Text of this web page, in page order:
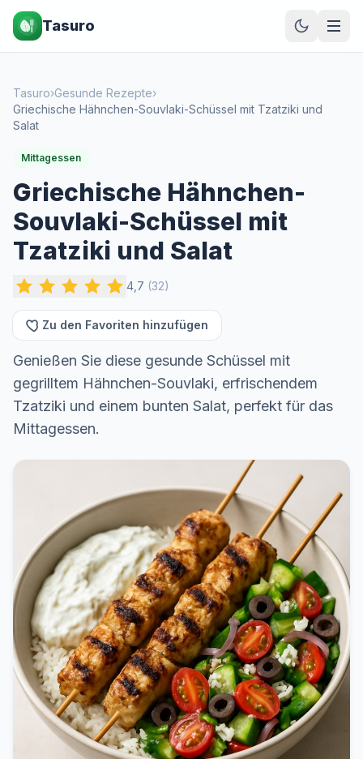
Tasuro
Tasuro›Gesunde Rezepte›
Griechische Hähnchen-Souvlaki-Schüssel mit Tzatziki und
Salat
Mittagessen
Griechische Hähnchen-
Souvlaki-Schüssel mit
Tzatziki und Salat
4,7 (32)
Zu den Favoriten hinzufügen
Genießen Sie diese gesunde Schüssel mit
gegrilltem Hähnchen-Souvlaki, erfrischendem
Tzatziki und einem bunten Salat, perfekt für das
Mittagessen.